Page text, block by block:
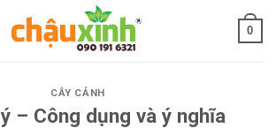
0
CÂY CẢNH
– Công dụng và ý nghĩa